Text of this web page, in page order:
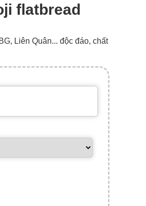
flatbread
Liên Quân... độc đáo, chất